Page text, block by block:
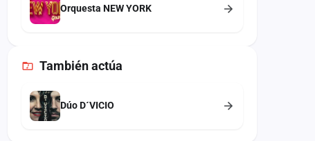
Orquesta NEW YORK
Tambiénactúa
Dúo D´VICIO